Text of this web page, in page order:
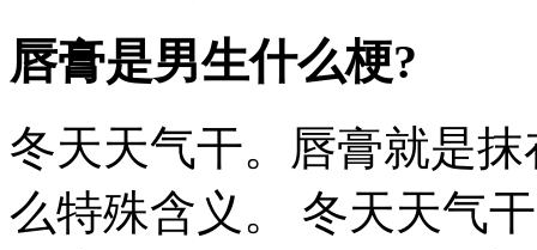
唇膏是男生什么梗?
冬天天气干。唇膏就是
么特殊含义。 冬天天气